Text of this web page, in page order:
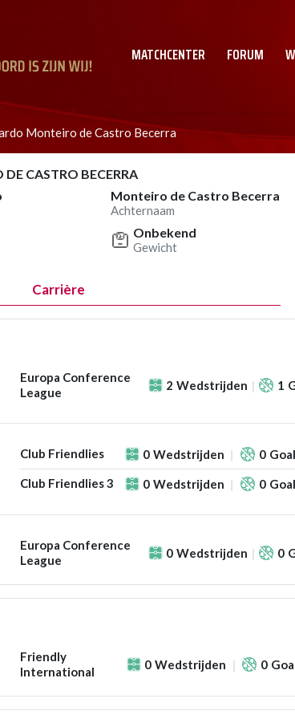
MATCHCENTER FORUM
Monteiro de Castro Becerra
DE CASTRO BECERRA
Monteiro de Castro Becerra
Achternaam
Onbekend
Gewicht
Carrière
Europa Conference
League
2 Wedstrijden 1
Club Friendlies 0 Wedstrijden 0
Club Friendlies 3 0 Wedstrijden 0
Europa Conference
League
0 Wedstrijden 0
Friendly
International
0 Wedstrijden 0